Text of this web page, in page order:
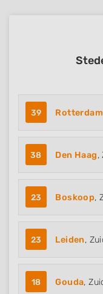
39 Rotterdam
38 Den Haag,
23 Boskoop,
23 Leiden,
18 Gouda,